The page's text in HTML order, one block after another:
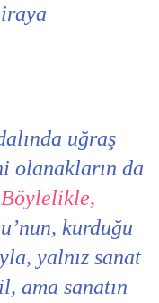
uğraş
olanakların da
Böylelikle,
kurduğu
yalnız sanat
ama sanatın